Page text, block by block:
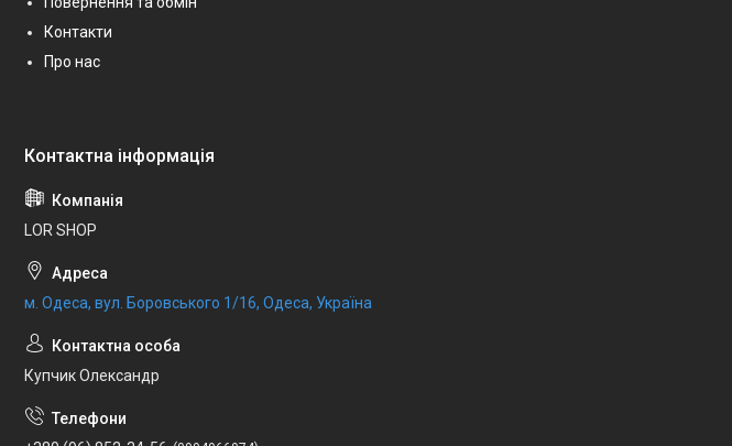
Контакти
Про нас
LOR SHOP
м. Одеса, вул. Боровського 1/16, Одеса, Україна
Купчик Олександр